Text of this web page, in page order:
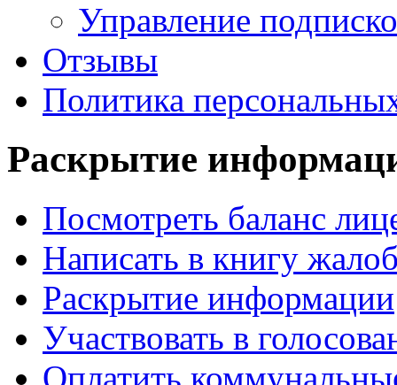
Управление
Отзывы
Политика
Раскрытие
Посмотреть баланс
Написать в книгу
Раскрытие информации
Участвовать в
Оплатить